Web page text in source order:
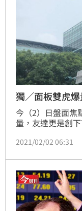
獨／面板雙虎
今（2）日盤面焦
量，友達更是創
成交量，終盤上
應該可以，但假
轉率就會超過
報導）
2021/02/02 06:31